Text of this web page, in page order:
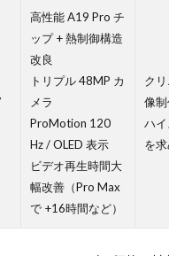
高性能 A19 Pro チ
ップ + 熱制御構造
改良
トリプル 48MP カ
メラ
ProMotion 120
Hz / OLED 表示
ビデオ再生時間大
幅改善（Pro Max
で +16時間など）
ク
像制
ハ
を